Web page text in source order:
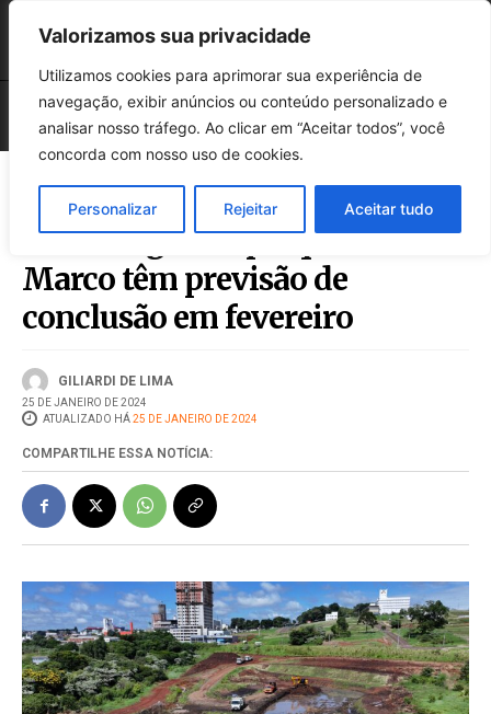
Valorizamos sua privacidade
Utilizamos cookies para aprimorar sua experiência de
navegação, exibir anúncios ou conteúdo personalizado e
analisar nosso tráfego. Ao clicar em “Aceitar todos”, você
concorda com nosso uso de cookies.
Personalizar Rejeitar Aceitar tudo
Novos lagos do parque Edir de
Marco têm previsão de
conclusão em fevereiro
GILIARDI DE LIMA
25 DE JANEIRO DE 2024
ATUALIZADO HÁ25 DE JANEIRO DE 2024
COMPARTILHE ESSA NOTÍCIA: